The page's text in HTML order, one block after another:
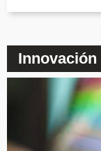
Innovación